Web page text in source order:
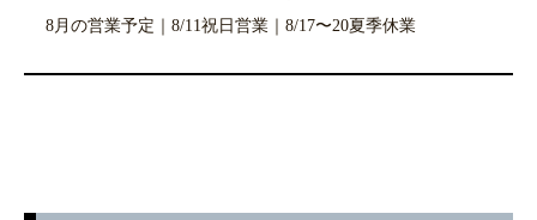
8月の営業予定｜8/11祝日営業｜8/17〜20夏季休業